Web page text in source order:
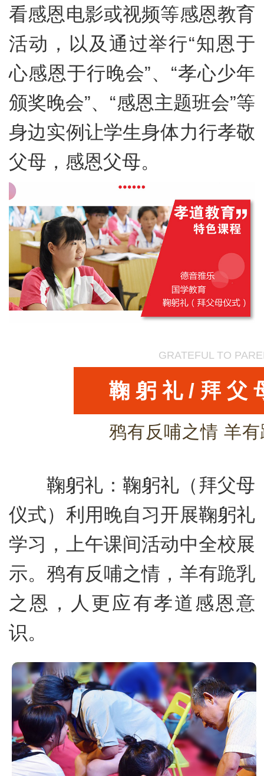
看感恩电影或视频等感恩教育
活动，以及通过举行“知恩于
心感恩于行晚会”、“孝心少年
颁奖晚会”、“感恩主题班会”等
身边实例让学生身体力行孝敬
父母，感恩父母。
GRATEFUL TO
鞠躬礼/拜父
鸦有反哺之情 羊
鞠躬礼：鞠躬礼（拜父母
仪式）利用晚自习开展鞠躬礼
学习，上午课间活动中全校展
示。鸦有反哺之情，羊有跪乳
之恩，人更应有孝道感恩意
识。